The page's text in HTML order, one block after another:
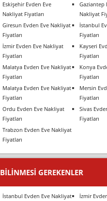
Eskişehir Evden Eve
Nakliyat Fiyatları
Gaziantep
Nakliyat
Giresun Evden Eve Nakliyat
Fiyatları
İstanbul
Fiyatları
İzmir Evden Eve Nakliyat
Fiyatları
Kayseri
Fiyatları
Malatya Evden Eve Nakliyat
Fiyatları
Konya
Fiyatları
Malatya Evden Eve Nakliyat
Fiyatları
Mersin
Fiyatları
Ordu Evden Eve Nakliyat
Fiyatları
Sivas
Fiyatları
Trabzon Evden Eve Nakliyat
Fiyatları
BILINMESI GEREKENLER
İstanbul Evden Eve Nakliyat
İzmir